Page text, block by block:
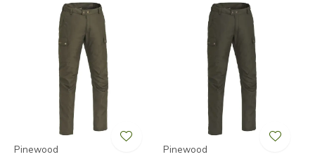
Pinewood Pinewood